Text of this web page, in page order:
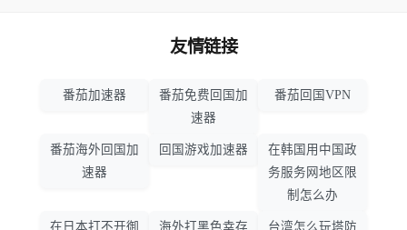
友情链接
番茄加速器
番茄免费回国加
速器
番茄回国VPN
番茄海外回国加
速器
回国游戏加速器
在韩国用中国政
务服务网地区限
制怎么办
在日本打不开御 海外打黑色幸存 台湾怎么玩塔防